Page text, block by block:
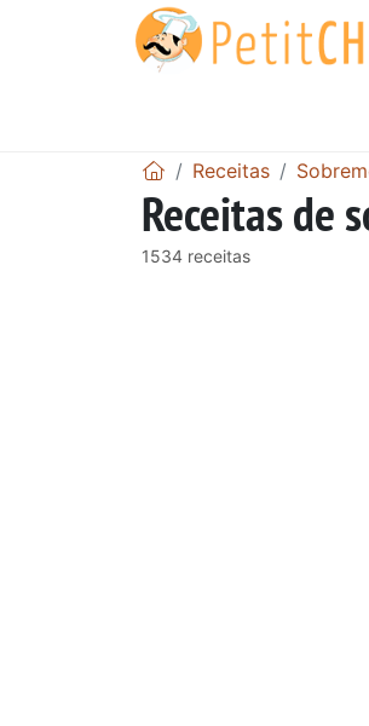
Receitas
Receitas de
1534 receitas